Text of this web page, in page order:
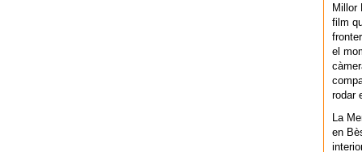
Millor
film
el
rodar
La
en